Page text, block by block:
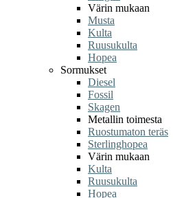
Värin mukaan
Musta
Kulta
Ruusukulta
Hopea
Sormukset
Diesel
Fossil
Skagen
Metallin toimesta
Ruostumaton teräs
Sterlinghopea
Värin mukaan
Kulta
Ruusukulta
Hopea